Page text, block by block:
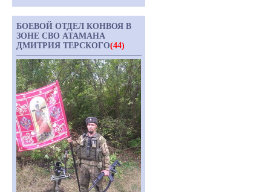
БОЕВОЙ ОТДЕЛ КОНВОЯ В
ЗОНЕ СВО АТАМАНА
ДМИТРИЯ ТЕРСКОГО(44)